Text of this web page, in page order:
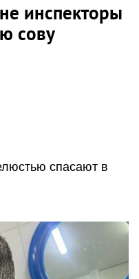
инспекторы
сову
спасают в